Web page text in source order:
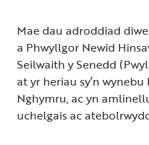
Mae dau adroddiad
a Phwyllgor Newid
Seilwaith y Senedd
at yr heriau sy’n
Nghymru, ac yn
uchelgais ac